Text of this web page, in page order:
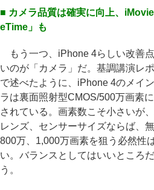
■ カメラ品質は確実に向上、
eTime」も
もう一つ、iPhone 4らしい改善
いのが「カメラ」だ。基調講演レ
で述べたように、iPhone 4のメイ
ラは裏面照射型CMOS/500万画素
されている。画素数こそ小さいが
レンズ、センサーサイズならば、
800万、1,000万画素を狙う必然性
い。バランスとしてはいいところ
う。